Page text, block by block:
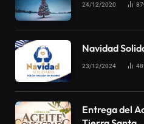
24/12/2020
Navidad
23/12/2024
Entrega del